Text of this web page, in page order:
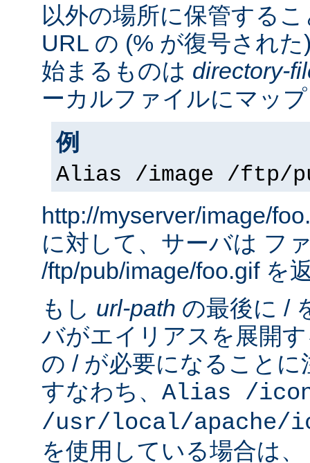
以外の場所に保管する
URL の (% が復号され
始まるものは directory-
ーカルファイルにマッ
例
Alias /image /ftp/
http://myserver/image/
に対して、サーバは フ
/ftp/pub/image/foo.gif を
もし url-path の最後に /
バがエイリアスを展開
の / が必要になること
すなわち、 Alias /
/usr/local/apache/
を使用している場合は、